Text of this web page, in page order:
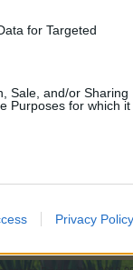
for Targeted
Sale, and/or Sharing
Purposes for which it
Privacy Policy